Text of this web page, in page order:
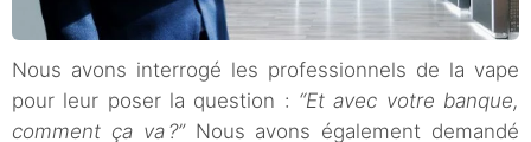
Nous avons interrogé les professionnels de la vape
pour leur poser la question : “Et avec votre banque,
comment ça va ?”Nous avons également demandé